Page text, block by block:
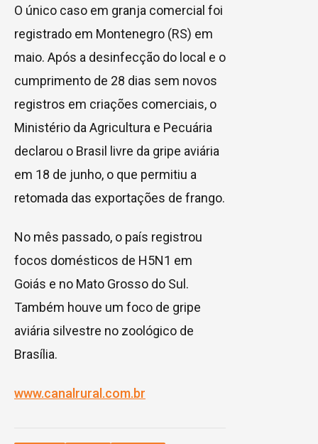
O único caso em granja comercial foi
registrado em Montenegro (RS) em
maio. Após a desinfecção do local e o
cumprimento de 28 dias sem novos
registros em criações comerciais, o
Ministério da Agricultura e Pecuária
declarou o Brasil livre da gripe aviária
em 18 de junho, o que permitiu a
retomada das exportações de frango.
No mês passado, o país registrou
focos domésticos de H5N1 em
Goiás e no Mato Grosso do Sul.
Também houve um foco de gripe
aviária silvestre no zoológico de
Brasília.
www.canalrural.com.br